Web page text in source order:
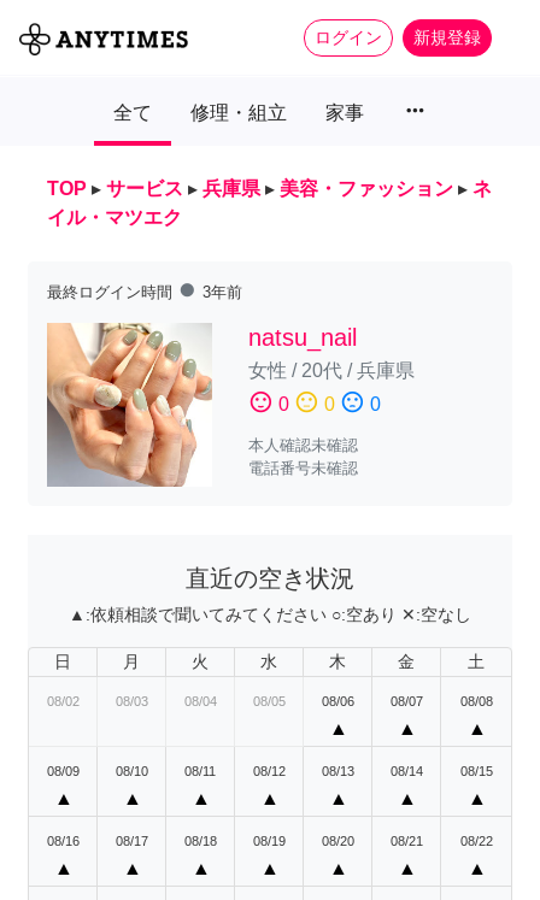
ログイン 新規登録
全て 修理・組立 家事 more_horiz
TOP ▸ サービス ▸ 兵庫県 ▸ 美容・ファッション ▸ ネ
イル・マツエク
最終ログイン時間 fiber_manual_record 3年前
natsu_nail
女性 / 20代/兵庫県
sentiment_satisfied 0 sentiment_neutral 0 sentiment_dissatisfied 0
本人確認未確認
電話番号未確認
直近の空き状況
▲:依頼相談で聞いてみてください ○:空あり ✕:空なし
日 月 火 水 木 金 土
08/02 08/03 08/04 08/05 08/06
▲
08/07
▲
08/08
▲
08/09
▲
08/10
▲
08/11
▲
08/12
▲
08/13
▲
08/14
▲
08/15
▲
08/16
▲
08/17
▲
08/18
▲
08/19
▲
08/20
▲
08/21
▲
08/22
▲